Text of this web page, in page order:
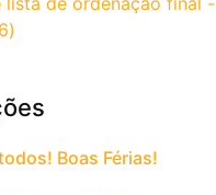
Boas Férias!